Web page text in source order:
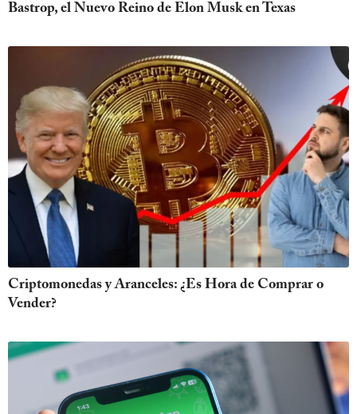
Bastrop, el Nuevo Reino de Elon Musk en Texas
Criptomonedas y Aranceles: ¿Es Hora de Comprar o
Vender?